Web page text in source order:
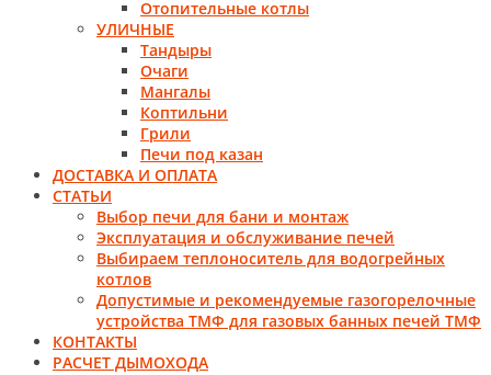
Отопительные котлы
УЛИЧНЫЕ
Тандыры
Очаги
Мангалы
Коптильни
Грили
Печи под казан
ДОСТАВКА И ОПЛАТА
СТАТЬИ
Выбор печи для бани и монтаж
Эксплуатация и обслуживание печей
Выбираем теплоноситель для водогрейных
котлов
Допустимые и рекомендуемые газогорелочные
устройства ТМФ для газовых банных печей ТМФ
КОНТАКТЫ
РАСЧЕТ ДЫМОХОДА